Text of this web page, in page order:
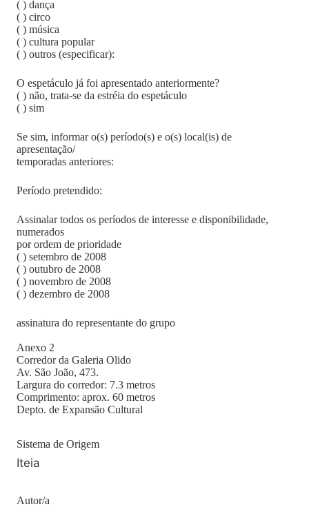
( ) dança
( ) circo
( ) música
( ) cultura popular
( ) outros (especificar):
O espetáculo já foi apresentado anteriormente?
( ) não, trata-se da estréia do espetáculo
( ) sim
Se sim, informar o(s) período(s) e o(s) local(is) de
apresentação/
temporadas anteriores:
Período pretendido:
Assinalar todos os períodos de interesse e disponibilidade,
numerados
por ordem de prioridade
( ) setembro de 2008
( ) outubro de 2008
( ) novembro de 2008
( ) dezembro de 2008
assinatura do representante do grupo
Anexo 2
Corredor da Galeria Olido
Av. São João, 473.
Largura do corredor: 7.3 metros
Comprimento: aprox. 60 metros
Depto. de Expansão Cultural
Sistema de Origem
Iteia
Autor/a